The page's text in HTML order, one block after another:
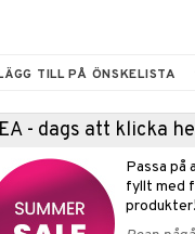
TILL PÅ ÖNSKELISTA
- dags att klicka
Passa på
fyllt med
produkter!